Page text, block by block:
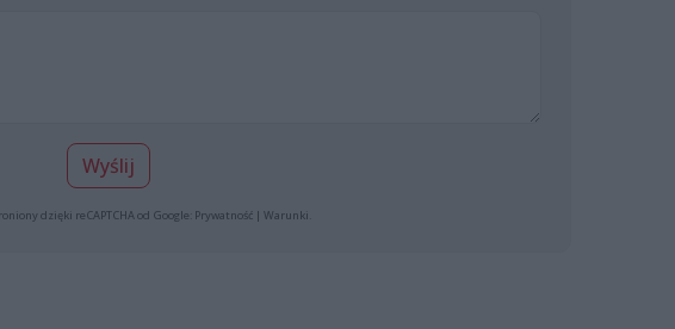
Wyślij
dzięki reCAPTCHA od Google: Prywatność| Warunki